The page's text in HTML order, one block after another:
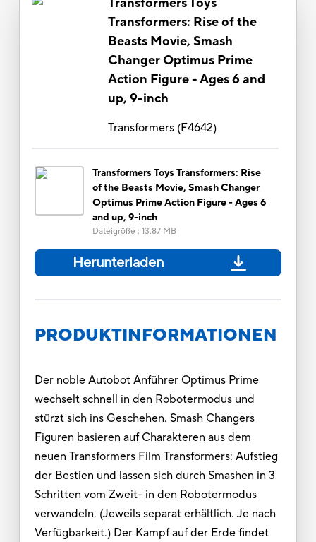
Transformers: Rise of the
Beasts Movie, Smash
Changer Optimus Prime
Action Figure - Ages 6 and
up, 9-inch
Transformers(F4642)
Transformers Toys Transformers: Rise
of the Beasts Movie, Smash Changer
Optimus Prime Action Figure - Ages 6
and up, 9-inch
Dateigröße : 13.87 MB
Herunterladen
PRODUKTINFORMATIONEN
Der noble Autobot Anführer Optimus Prime
wechselt schnell in den Robotermodus und
stürzt sich ins Geschehen. Smash Changers
Figuren basieren auf Charakteren aus dem
neuen Transformers Film Transformers: Aufstieg
der Bestien und lassen sich durch Smashen in 3
Schritten vom Zweit- in den Robotermodus
verwandeln. (Jeweils separat erhältlich. Je nach
Verfügbarkeit.) Der Kampf auf der Erde findet